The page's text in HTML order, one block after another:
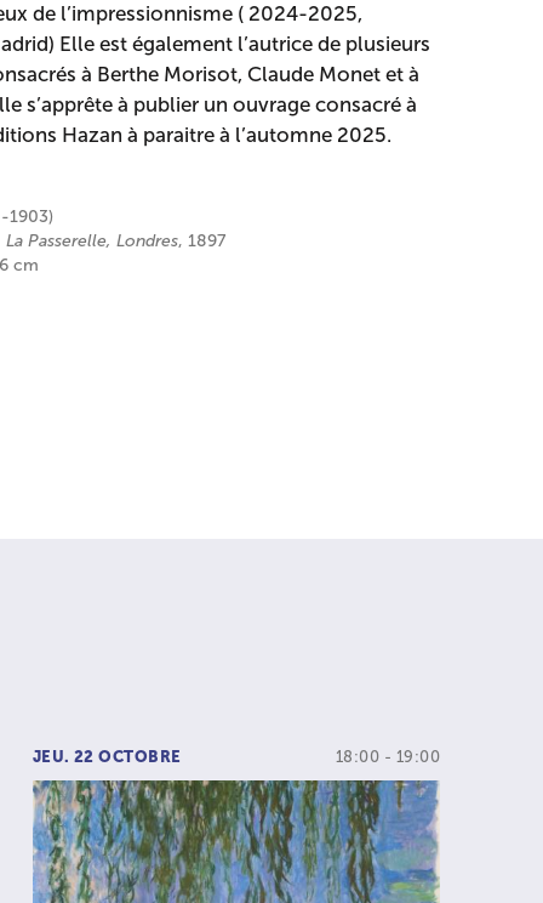
de l’impressionnisme ( 2024-2025,
Elle est également l’autrice de plusieurs
à Berthe Morisot, Claude Monet et à
s’apprête à publier un ouvrage consacré à
Hazan à paraitre à l’automne 2025.
1903)
Passerelle, Londres, 1897
cm
JEU. 22 OCTOBRE 18:00 - 19:00